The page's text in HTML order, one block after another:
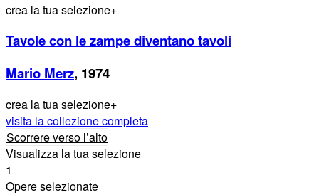
crea la tua selezione+
Tavole con le zampe diventano tavoli
Mario Merz, 1974
crea la tua selezione+
visita la collezione completa
Scorrere verso l’alto
Visualizza la tua selezione
1
Opere selezionate